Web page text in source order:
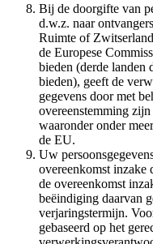
Bij de doorgifte van
d.w.z. naar
Ruimte of
de Europese
bieden (derde landen
bieden), geeft de
gegevens door met
overeenstemming
waaronder onder
de EU.
Uw
overeenkomst inzake
de overeenkomst
beëindiging daarvan
verjaringstermijn.
gebaseerd op het